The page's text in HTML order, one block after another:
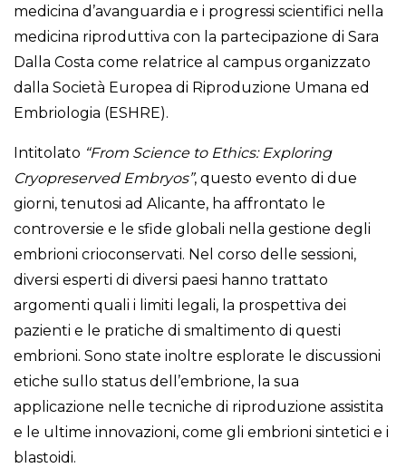
medicina d’avanguardia e i progressi scientifici nella
medicina riproduttiva con la partecipazione di Sara
Dalla Costa come relatrice al campus organizzato
dalla Società Europea di Riproduzione Umana ed
Embriologia (ESHRE).
Intitolato “From Science to Ethics: Exploring
Cryopreserved Embryos”, questo evento di due
giorni, tenutosi ad Alicante, ha affrontato le
controversie e le sfide globali nella gestione degli
embrioni crioconservati. Nel corso delle sessioni,
diversi esperti di diversi paesi hanno trattato
argomenti quali i limiti legali, la prospettiva dei
pazienti e le pratiche di smaltimento di questi
embrioni. Sono state inoltre esplorate le discussioni
etiche sullo status dell’embrione, la sua
applicazione nelle tecniche di riproduzione assistita
e le ultime innovazioni, come gli embrioni sintetici e i
blastoidi.